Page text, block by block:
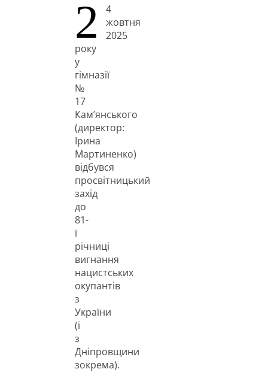
2
4
жовтня
2025
року
у
гімназії
№
17
Кам’янського
(директор:
Ірина
Мартиненко)
відбувся
просвітницький
захід
до
81-
ї
річниці
вигнання
нацистських
окупантів
з
України
(і
з
Дніпровщини
зокрема).